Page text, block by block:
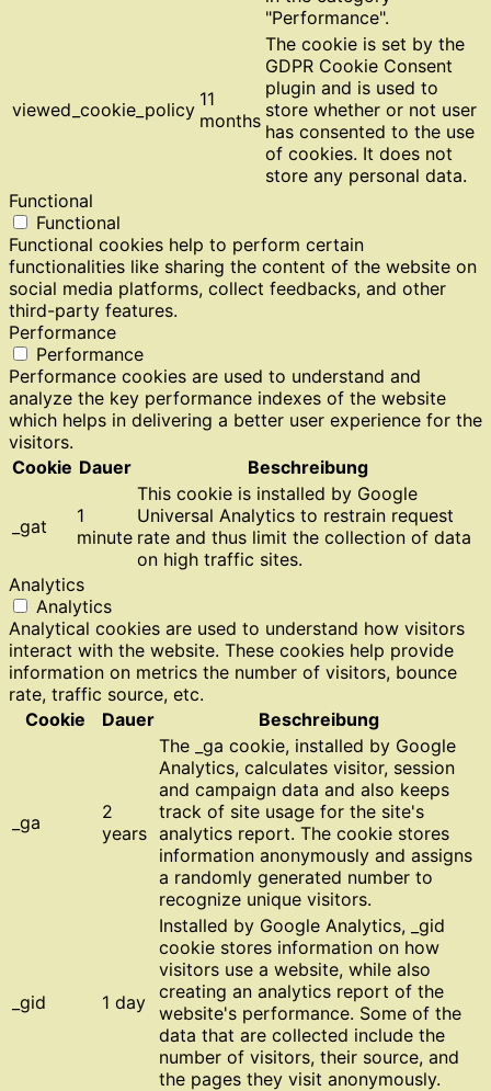
"Performance".
viewed_cookie_policy 11
months
The cookie is set by the
GDPR Cookie Consent
plugin and is used to
store whether or not user
has consented to the use
of cookies. It does not
store any personal data.
Functional
Functional
Functional cookies help to perform certain
functionalities like sharing the content of the website on
social media platforms, collect feedbacks, and other
third-party features.
Performance
Performance
Performance cookies are used to understand and
analyze the key performance indexes of the website
which helps in delivering a better user experience for the
visitors.
Cookie Dauer Beschreibung
_gat
1
minute
This cookie is installed by Google
Universal Analytics to restrain request
rate and thus limit the collection of data
on high traffic sites.
Analytics
Analytics
Analytical cookies are used to understand how visitors
interact with the website. These cookies help provide
information on metrics the number of visitors, bounce
rate, traffic source, etc.
Cookie
Dauer Beschreibung
_ga
2
years
The _ga cookie, installed by Google
Analytics, calculates visitor, session
and campaign data and also keeps
track of site usage for the site's
analytics report. The cookie stores
information anonymously and assigns
a randomly generated number to
recognize unique visitors.
_gid 1 day
Installed by Google Analytics, _gid
cookie stores information on how
visitors use a website, while also
creating an analytics report of the
website's performance. Some of the
data that are collected include the
number of visitors, their source, and
the pages they visit anonymously.